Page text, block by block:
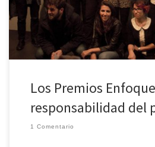
día que el periodismo es algo más
Los Premios
responsabilidad del
1 Comentario